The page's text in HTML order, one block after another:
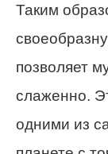
Таким
позволяет
слаженно.
одними из